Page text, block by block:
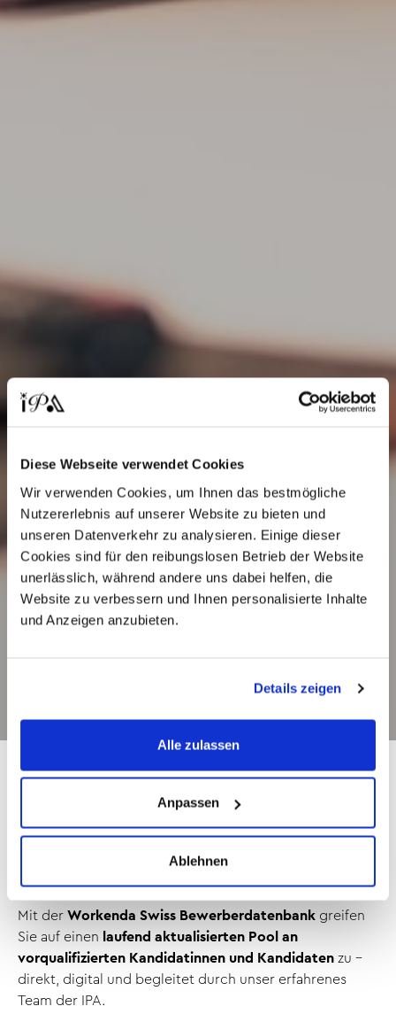
Diese Webseite verwendet Cookies
Wir verwenden Cookies, um Ihnen das bestmögliche
Nutzererlebnis auf unserer Website zu bieten und
unseren Datenverkehr zu analysieren. Einige dieser
Cookies sind für den reibungslosen Betrieb der Website
unerlässlich, während andere uns dabei helfen, die
Website zu verbessern und Ihnen personalisierte Inhalte
und Anzeigen anzubieten.
Details zeigen
Alle zulassen
Anpassen
Ablehnen
Workenda Swiss –
Bewerberdatenbank Schweiz &
Liechtenstein
Sie suchen rasch und unkompliziert qualifizierte
Mitarbeitende?
Mit derWorkenda Swiss Bewerberdatenbank greifen
Sie auf einen laufend aktualisierten Pool an
vorqualifizierten Kandidatinnen und Kandidatenzu –
direkt, digital und begleitet durch unser erfahrenes
Team der IPA.